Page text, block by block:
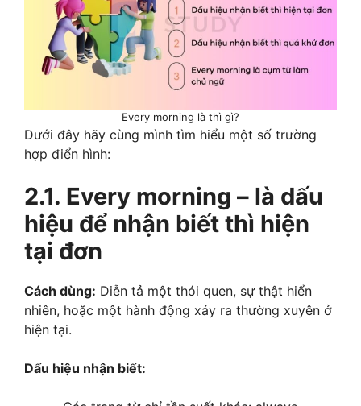
Every morning là thì gì?
Dưới đây hãy cùng mình tìm hiểu một số trường
hợp điển hình:
2.1. Every morning – là dấu
hiệu để nhận biết thì hiện
tại đơn
Cách dùng: Diễn tả một thói quen, sự thật hiển
nhiên, hoặc một hành động xảy ra thường xuyên ở
hiện tại.
Dấu hiệu nhận biết: